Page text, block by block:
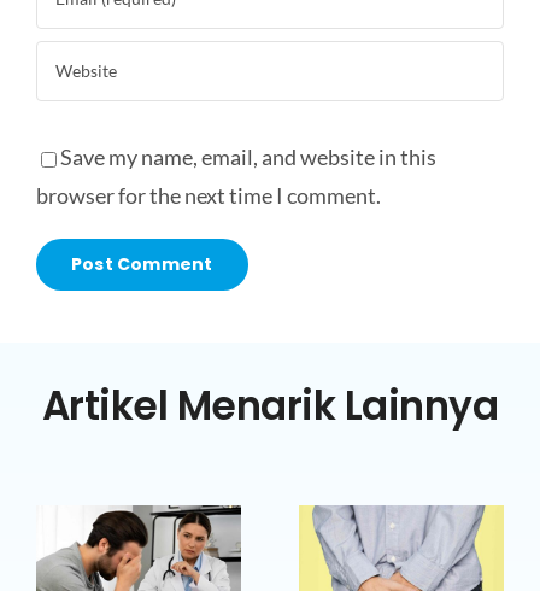
Save my name, email, and website in this
browser for the next time I comment.
Artikel Menarik Lainnya